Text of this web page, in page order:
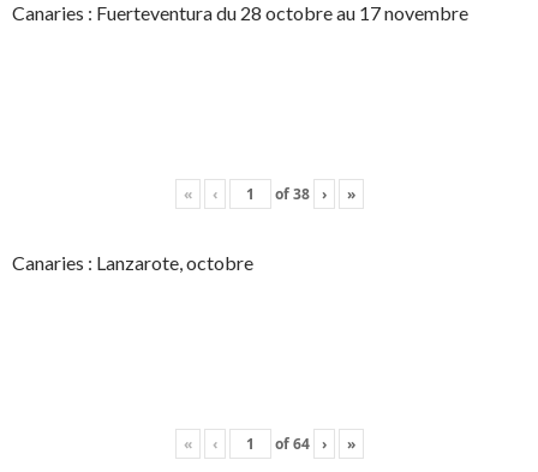
Canaries : Fuerteventura du 28 octobre au 17 novembre
« ‹ of38 › »
Canaries : Lanzarote, octobre
« ‹ of64 › »